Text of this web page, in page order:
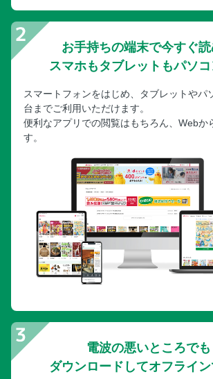
お手持ちの端末で今すぐ読
スマホもタブレットもパソ
スマートフォンをはじめ、タブレットやパ
台までご利用いただけます。
便利なアプリでの閲覧はもちろん、Webか
す。
電波の悪いところでも
ダウンロードしてオフライ